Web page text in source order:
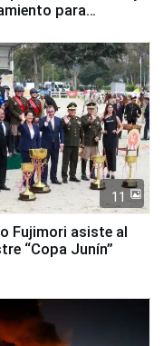
para
11
Fujimori asiste al
“Copa Junín”